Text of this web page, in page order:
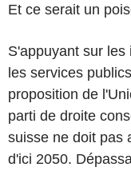
Et ce serait un
S'appuyant sur
les services
proposition de
parti de droite
suisse ne doit pas
d'ici 2050.